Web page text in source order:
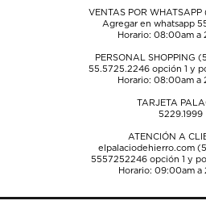
VENTAS POR
Agregar en whatsapp
Horario: 08:00am a
PERSONAL SHOPPING
55.5725.2246opción 1 y
Horario: 08:00am a
TARJETA
5229.1999
ATENCIÓN A
elpalaciodehierro.com
5557252246opción 1 y
Horario: 09:00am a